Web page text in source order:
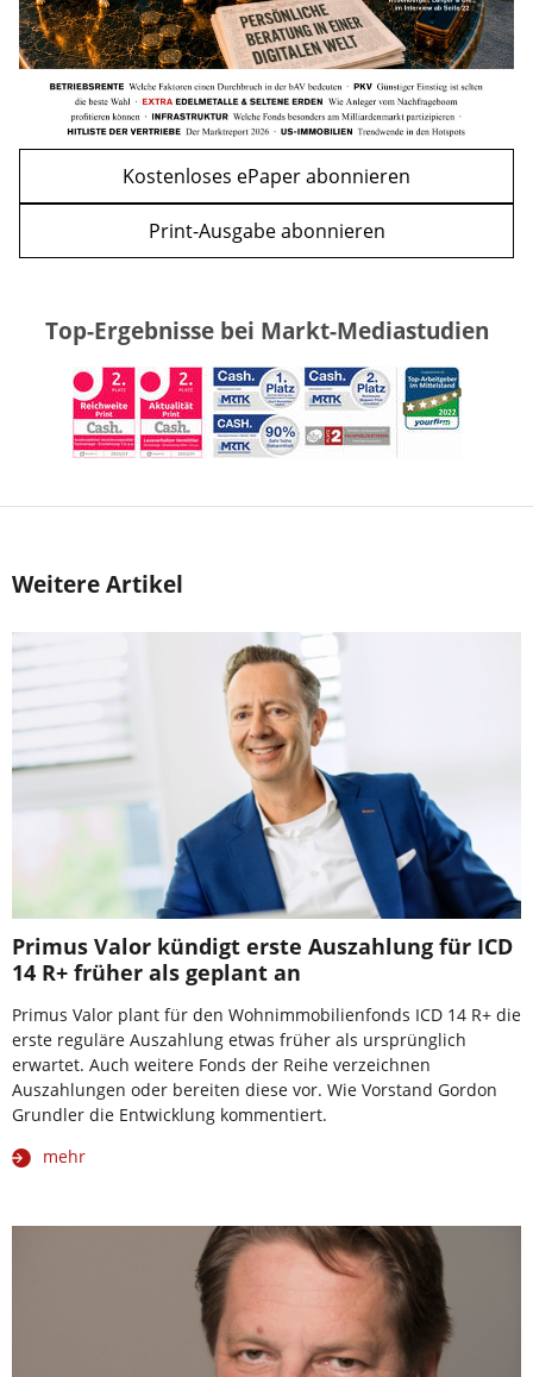
Kostenloses ePaper abonnieren
Print-Ausgabe abonnieren
Top-Ergebnisse bei Markt-Mediastudien
Weitere Artikel
Primus Valor kündigt erste Auszahlung für ICD
14 R+ früher als geplant an
Primus Valor plant für den Wohnimmobilienfonds ICD 14 R+ die
erste reguläre Auszahlung etwas früher als ursprünglich
erwartet. Auch weitere Fonds der Reihe verzeichnen
Auszahlungen oder bereiten diese vor. Wie Vorstand Gordon
Grundler die Entwicklung kommentiert.
mehr